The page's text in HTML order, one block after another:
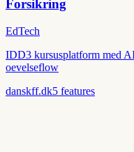
Forsikring
EdTech
IDD3 kursusplatform med
oevelseflow
danskff.dk5 features